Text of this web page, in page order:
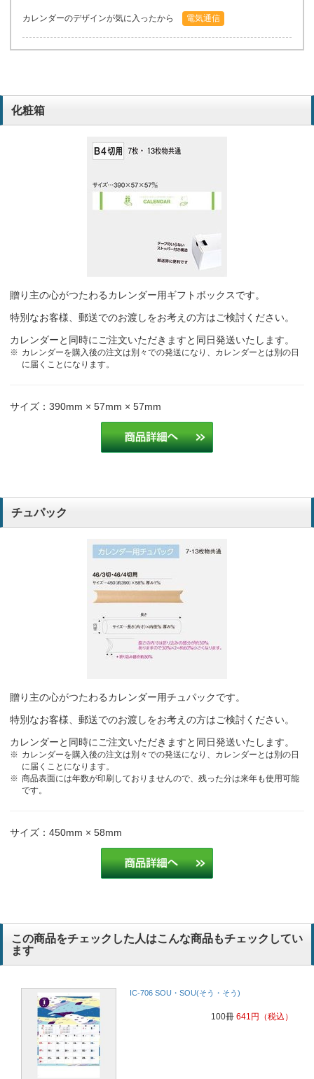
カレンダーのデザインが気に入ったから 電気通信
化粧箱
贈り主の心がつたわるカレンダー用ギフトボックスです。
特別なお客様、郵送でのお渡しをお考えの方はご検討ください。
カレンダーと同時にご注文いただきますと同日発送いたします。
カレンダーを購入後の注文は別々での発送になり、カレンダーとは別の日
に届くことになります。
サイズ：390mm × 57mm × 57mm
チュパック
贈り主の心がつたわるカレンダー用チュパックです。
特別なお客様、郵送でのお渡しをお考えの方はご検討ください。
カレンダーと同時にご注文いただきますと同日発送いたします。
カレンダーを購入後の注文は別々での発送になり、カレンダーとは別の日
に届くことになります。
商品表面には年数が印刷しておりませんので、残った分は来年も使用可能
です。
サイズ：450mm × 58mm
この商品をチェックした人はこんな商品もチェックしてい
ます
IC-706 SOU・SOU(そう・そう)
100冊 641 円 （税込）